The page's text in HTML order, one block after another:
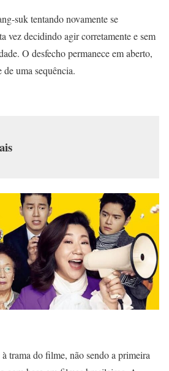
suk tentando novamente se
vez decidindo agir corretamente e sem
O desfecho permanece em aberto,
uma sequência.
trama do filme, não sendo a primeira